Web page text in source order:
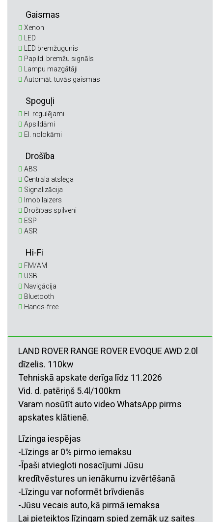
Gaismas
Xenon
LED
LED bremžugunis
Papild. bremžu signāls
Lampu mazgātāji
Automāt. tuvās gaismas
Spoguļi
El. regulējami
Apsildāmi
El. nolokāmi
Drošība
ABS
Centrālā atslēga
Signalizācija
Imobilaizers
Drošības spilveni
ESP
ASR
Hi-Fi
FM/AM
USB
Navigācija
Bluetooth
Hands-free
LAND ROVER RANGE ROVER EVOQUE AWD 2.0l
dīzelis. 110kw
Tehniskā apskate derīga līdz 11.2026
Vid. d. patēriņš 5.4l/100km
Varam nosūtīt auto video WhatsApp pirms
apskates klātienē.
Līzinga iespējas
-Līzings ar 0% pirmo iemaksu
-Īpaši atviegloti nosacījumi Jūsu
kredītvēstures un ienākumu izvērtēšanā
-Līzingu var noformēt brīvdienās
-Jūsu vecais auto, kā pirmā iemaksa
Lai pieteiktos līzingam spied zemāk uz saites